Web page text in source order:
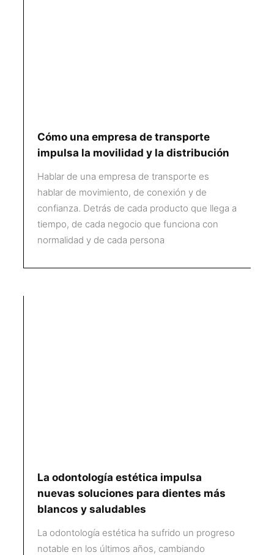
Cómo una empresa de transporte
impulsa la movilidad y la distribución
Hablar de una empresa de transporte es
hablar de movimiento, de conexión y de
confianza. Detrás de cada producto que llega a
tiempo, de cada negocio que funciona con
normalidad y de cada persona
La odontología estética impulsa
nuevas soluciones para dientes más
blancos y saludables
La odontología estética ha sufrido un progreso
notable en los últimos años, cambiando